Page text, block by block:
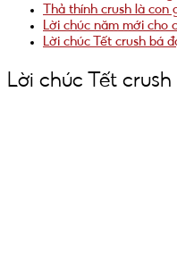
Thả thính crush là
Lời chúc năm mới cho
Lời chúc Tết crush bá
Lời chúc Tết